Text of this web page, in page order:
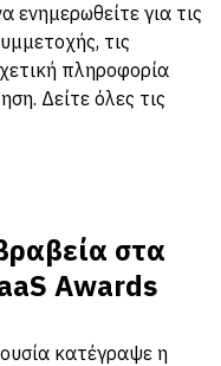
ενημερωθείτε για τις
τις
πληροφορία
Δείτε όλες τις
στα
Awards
κατέγραψε η